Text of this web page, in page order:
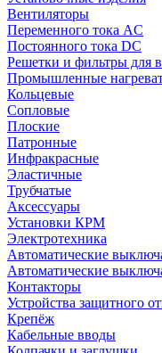
Вентиляторы
Переменного тока AC
Постоянного тока DC
Решетки и фильтры для
Промышленные
Кольцевые
Сопловые
Плоские
Патронные
Инфракрасные
Эластичные
Трубчатые
Аксессуары
Установки КРМ
Электротехника
Автоматические
Автоматические
Контакторы
Устройства защитного
Крепёж
Кабельные вводы